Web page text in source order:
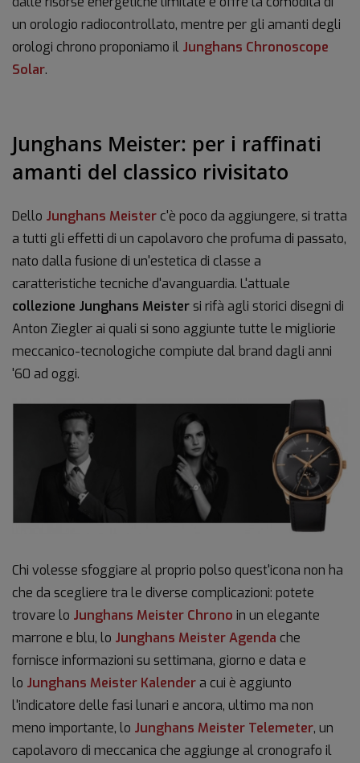
un orologio radiocontrollato, mentre per gli amanti degli
orologi chrono proponiamo il Junghans Chronoscope
Solar.
Junghans Meister: per i raffinati
amanti del classico rivisitato
Dello Junghans Meisterc'è poco da aggiungere, si tratta
a tutti gli effetti di un capolavoro che profuma di passato,
nato dalla fusione di un'estetica di classe a
caratteristiche tecniche d'avanguardia. L'attuale
collezione Junghans Meistersi rifà agli storici disegni di
Anton Ziegler ai quali si sono aggiunte tutte le migliorie
meccanico-tecnologiche compiute dal brand dagli anni
'60 ad oggi.
Chi volesse sfoggiare al proprio polso quest'icona non ha
che da scegliere tra le diverse complicazioni: potete
trovare lo Junghans Meister Chrono in un elegante
marrone e blu, lo Junghans Meister Agenda che
fornisce informazioni su settimana, giorno e data e
lo Junghans Meister Kalendera cui è aggiunto
l'indicatore delle fasi lunari e ancora, ultimo ma non
meno importante, lo Junghans Meister Telemeter, un
capolavoro di meccanica che aggiunge al cronografo il